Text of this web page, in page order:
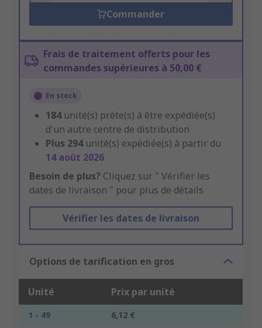
Commander
Frais de traitement offerts pour les
commandes supérieures à 50,00 €
En stock
184 unité(s) prête(s) à être expédiée(s)
d'un autre centre de distribution
Plus 294 unité(s) expédiée(s) à partir du
14 août 2026
Besoin de plus? Cliquez sur " Vérifier les
dates de livraison " pour plus de détails
Vérifier les dates de livraison
Options de tarification en gros
Unité Prix par unité
1 - 49
6,12 €